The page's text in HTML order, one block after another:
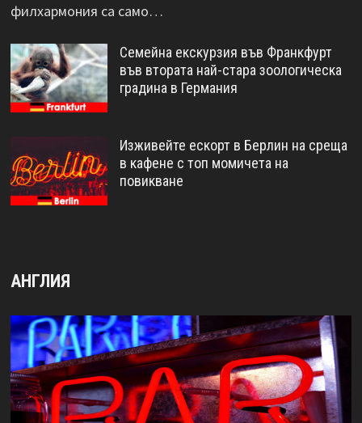
филхармония са само…
Семейна екскурзия във Франкфурт
във втората най-стара зоологическа
градина в Германия
Изживейте ескорт в Берлин на среща
в кафене с топ момичета на
повикване
АНГЛИЯ